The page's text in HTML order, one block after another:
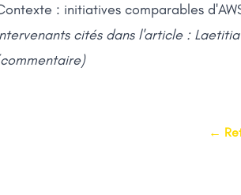
: initiatives comparables
cités dans l'article :
←